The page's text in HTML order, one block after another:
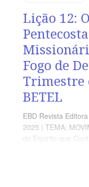
Lição 12:
Fogo de
Trimestre
BETEL
EBD Revista
2025 | TEMA:
do Espirito que